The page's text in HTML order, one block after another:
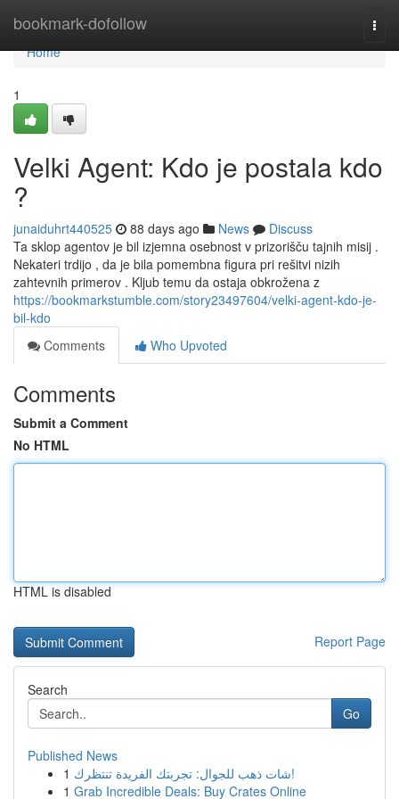
bookmark-dofollow
Home
Home
1
Velki Agent: Kdo je postala kdo
?
junaiduhrt440525 88 days ago News
Discuss
Ta sklop agentov je bil izjemna osebnost v prizorišču tajnih misij .
Nekateri trdijo , da je bila pomembna figura pri rešitvi nizih
zahtevnih primerov . Kljub temu da ostaja obkrožena z
https://bookmarkstumble.com/story23497604/velki-agent-kdo-je-
bil-kdo
Comments
Who Upvoted
Comments
Submit a Comment
No HTML
HTML is disabled
Report Page
Search
Go
Published News
1
شات ذهب للجوال: تجربتك الفريدة تنتظرك!
1 Grab Incredible Deals: Buy Crates Online